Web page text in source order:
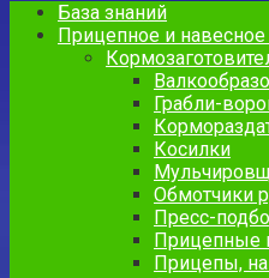
База знаний
Прицепное и
Грабли-
Косилки
Обмотчики
Пресс-
Прицепные
Прицепы,